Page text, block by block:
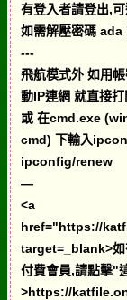
有登入者請登出,
如需解壓密碼 ada
---
飛航模式外 如用
動IP連網 就直接
或 在cmd.exe
cmd) 下輸入
ipconfig/renew
—
<a
href="https://
target=_blank>如
付費會員,請點擊"
>https://